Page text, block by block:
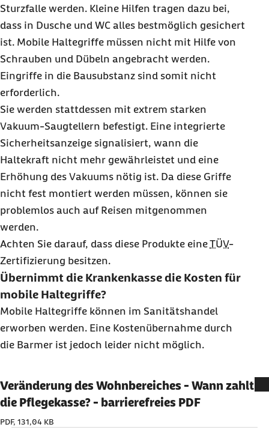
Sturzfalle werden. Kleine Hilfen tragen dazu bei,
dass in Dusche und WC alles bestmöglich gesichert
ist. Mobile Haltegriffe müssen nicht mit Hilfe von
Schrauben und Dübeln angebracht werden.
Eingriffe in die Bausubstanz sind somit nicht
erforderlich.
Sie werden stattdessen mit extrem starken
Vakuum-Saugtellern befestigt. Eine integrierte
Sicherheitsanzeige signalisiert, wann die
Haltekraft nicht mehr gewährleistet und eine
Erhöhung des Vakuums nötig ist. Da diese Griffe
nicht fest montiert werden müssen, können sie
problemlos auch auf Reisen mitgenommen
werden.
Achten Sie darauf, dass diese Produkte eineTÜV-
Zertifizierung besitzen.
Übernimmt die Krankenkasse die Kosten für
mobile Haltegriffe?
Mobile Haltegriffe können im Sanitätshandel
erworben werden. Eine Kostenübernahme durch
die Barmer ist jedoch leider nicht möglich.
Veränderung des Wohnbereiches - Wann zahlt
die Pflegekasse? - barrierefreies PDF
PDF, 131,04 KB